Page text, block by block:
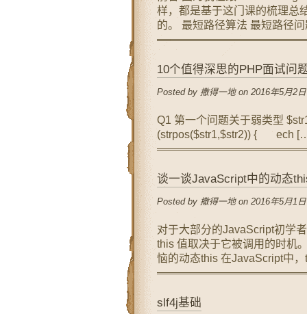
样，都是基于这门课的梳理总
的。 最短路径算法 最短路径
10个值得深思的PHP面试问
Posted by 撒得一地 on 2016年5月2
Q1 第一个问题关于弱类型
(strpos($str1,$str2)) { ech
谈一谈JavaScript中的动态
Posted by 撒得一地 on 2016年5月1
对于大部分的JavaScript初学
this 值取决于它被调用的时机
恼的动态this 在JavaScript中
slf4j基础